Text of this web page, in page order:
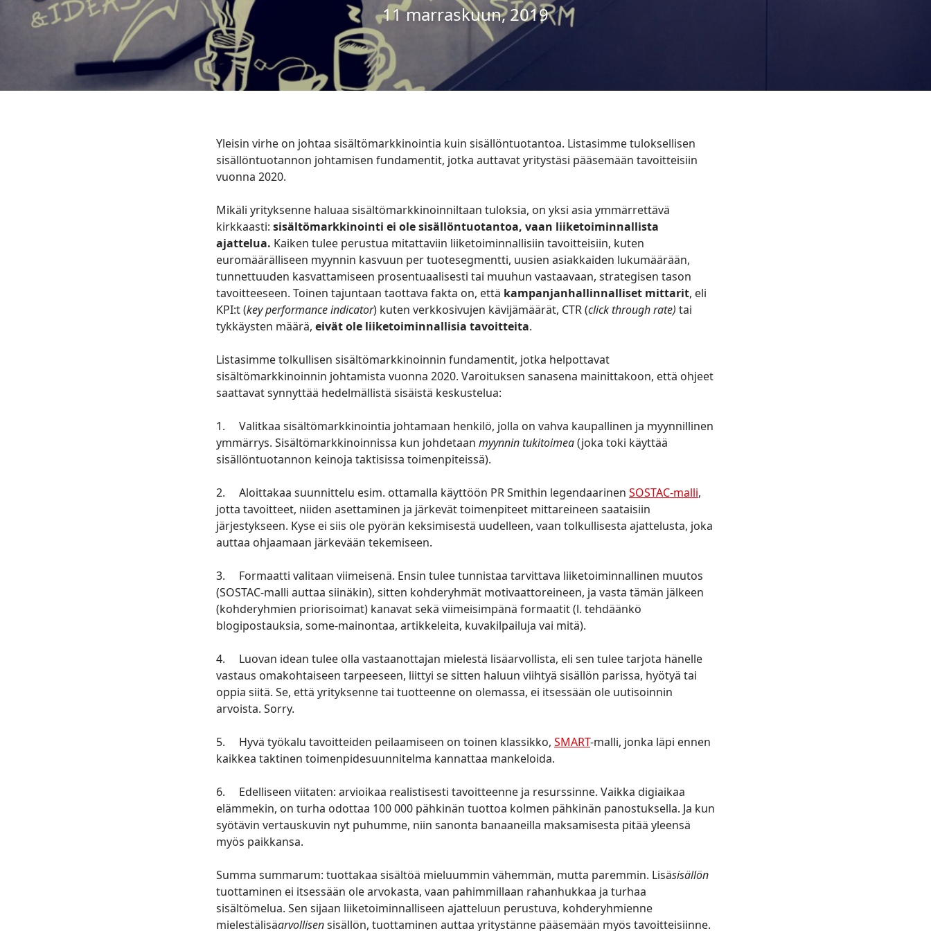
11 marraskuun, 2019
Yleisin virhe on johtaa sisältömarkkinointia kuin sisällöntuotantoa. Listasimme tuloksellisen
sisällöntuotannon johtamisen fundamentit, jotka auttavat yritystäsi pääsemään tavoitteisiin
vuonna 2020.
Mikäli yrityksenne haluaa sisältömarkkinoinniltaan tuloksia, on yksi asia ymmärrettävä
kirkkaasti: sisältömarkkinointi ei ole sisällöntuotantoa, vaan liiketoiminnallista
ajattelua. Kaiken tulee perustua mitattaviin liiketoiminnallisiin tavoitteisiin, kuten
euromäärälliseen myynnin kasvuun per tuotesegmentti, uusien asiakkaiden lukumäärään,
tunnettuuden kasvattamiseen prosentuaalisesti tai muuhun vastaavaan, strategisen tason
tavoitteeseen. Toinen tajuntaan taottava fakta on, että kampanjanhallinnalliset mittarit, eli
KPI:t (key performance indicator) kuten verkkosivujen kävijämäärät, CTR (click through rate) tai
tykkäysten määrä, eivät ole liiketoiminnallisia tavoitteita.
Listasimme tolkullisen sisältömarkkinoinnin fundamentit, jotka helpottavat
sisältömarkkinoinnin johtamista vuonna 2020. Varoituksen sanasena mainittakoon, että ohjeet
saattavat synnyttää hedelmällistä sisäistä keskustelua:
1. Valitkaa sisältömarkkinointia johtamaan henkilö, jolla on vahva kaupallinen ja myynnillinen
ymmärrys. Sisältömarkkinoinnissa kun johdetaan myynnin tukitoimea(joka toki käyttää
sisällöntuotannon keinoja taktisissa toimenpiteissä).
2. Aloittakaa suunnittelu esim. ottamalla käyttöön PR Smithin legendaarinen SOSTAC-malli,
jotta tavoitteet, niiden asettaminen ja järkevät toimenpiteet mittareineen saataisiin
järjestykseen. Kyse ei siis ole pyörän keksimisestä uudelleen, vaan tolkullisesta ajattelusta, joka
auttaa ohjaamaan järkevään tekemiseen.
3. Formaatti valitaan viimeisenä. Ensin tulee tunnistaa tarvittava liiketoiminnallinen muutos
(SOSTAC-malli auttaa siinäkin), sitten kohderyhmät motivaattoreineen, ja vasta tämän jälkeen
(kohderyhmien priorisoimat) kanavat sekä viimeisimpänä formaatit (l. tehdäänkö
blogipostauksia, some-mainontaa, artikkeleita, kuvakilpailuja vai mitä).
4. Luovan idean tulee olla vastaanottajan mielestä lisäarvollista, eli sen tulee tarjota hänelle
vastaus omakohtaiseen tarpeeseen, liittyi se sitten haluun viihtyä sisällön parissa, hyötyä tai
oppia siitä. Se, että yrityksenne tai tuotteenne on olemassa, ei itsessään ole uutisoinnin
arvoista. Sorry.
5. Hyvä työkalu tavoitteiden peilaamiseen on toinen klassikko, SMART-malli, jonka läpi ennen
kaikkea taktinen toimenpidesuunnitelma kannattaa mankeloida.
6. Edelliseen viitaten: arvioikaa realistisesti tavoitteenne ja resurssinne. Vaikka digiaikaa
elämmekin, on turha odottaa 100 000 pähkinän tuottoa kolmen pähkinän panostuksella. Ja kun
syötävin vertauskuvin nyt puhumme, niin sanonta banaaneilla maksamisesta pitää yleensä
myös paikkansa.
Summa summarum: tuottakaa sisältöä mieluummin vähemmän, mutta paremmin. Lisäsisällön
tuottaminen ei itsessään ole arvokasta, vaan pahimmillaan rahanhukkaa ja turhaa
sisältömelua. Sen sijaan liiketoiminnalliseen ajatteluun perustuva, kohderyhmienne
mielestälisäarvollisensisällön, tuottaminen auttaa yritystänne pääsemään myös tavoitteisiinne.